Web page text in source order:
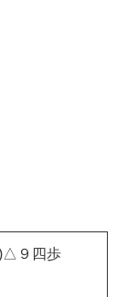
９四歩